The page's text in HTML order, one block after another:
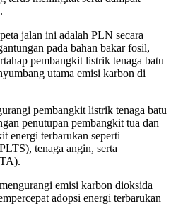
jalan ini adalah PLN secara
pada bahan bakar fosil,
pembangkit listrik tenaga batu
utama emisi karbon di
pembangkit listrik tenaga batu
penutupan pembangkit tua dan
energi terbarukan seperti
tenaga angin, serta
emisi karbon dioksida
adopsi energi terbarukan